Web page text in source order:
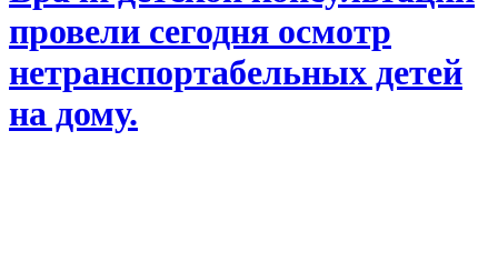
провели сегодня осмотр
нетранспортабельных детей
на дому.